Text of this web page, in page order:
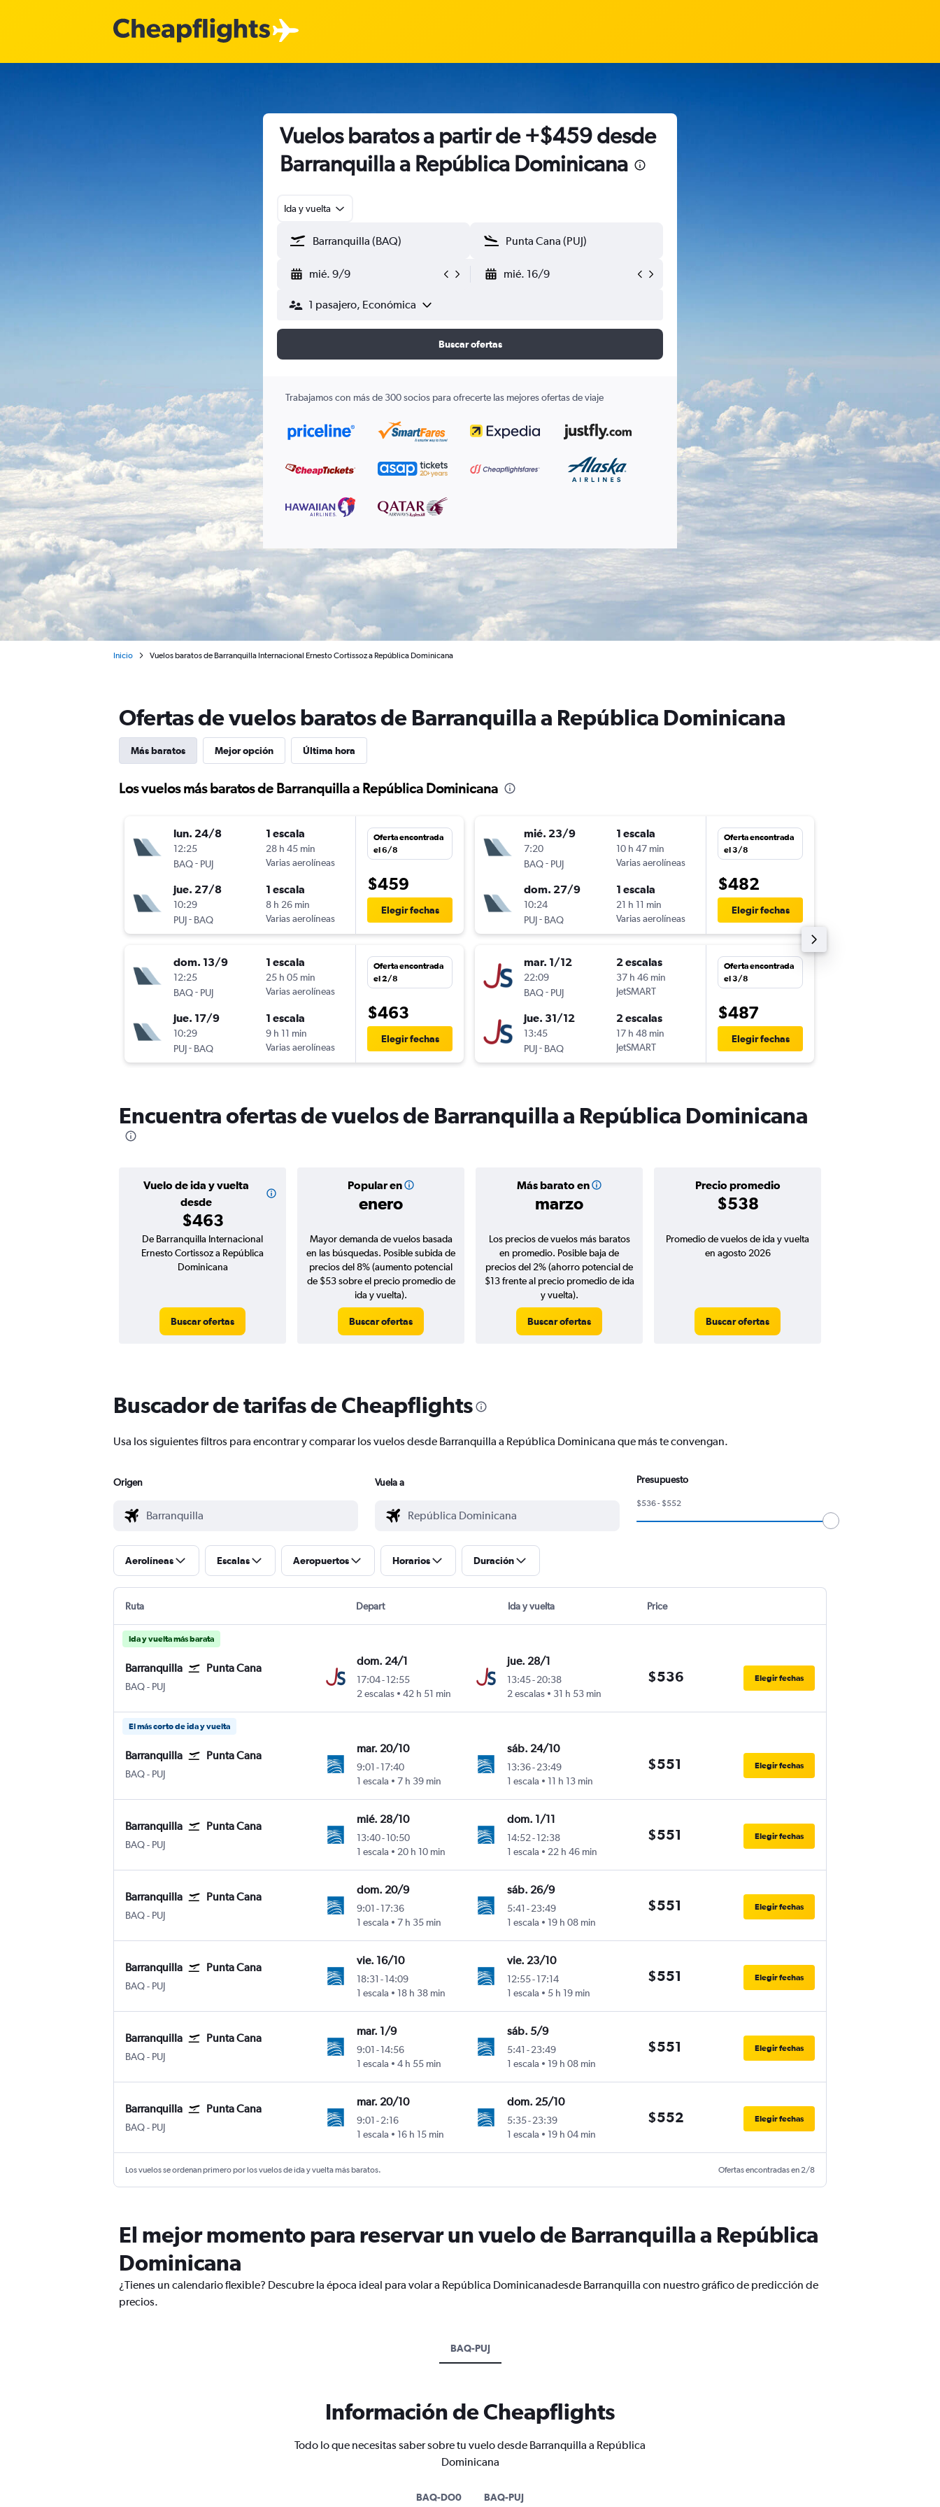
Vuelos baratos a partir de +$459 desde
Barranquilla a República Dominicana
Ida y vuelta
mié. 9/9 mié. 16/9
1 pasajero, Económica
Buscar ofertas
Trabajamos con más de 300 socios para ofrecerte las mejores ofertas de viaje
Inicio Vuelos baratos de Barranquilla Internacional Ernesto Cortissoz a República Dominicana
Ofertas de vuelos baratos de Barranquilla a República Dominicana
Más baratos Mejor opción Última hora
Los vuelos más baratos de Barranquilla a República Dominicana
lun. 24/8
12:25
BAQ- PUJ
1 escala
28 h 45 min
Varias aerolíneas
jue. 27/8
10:29
PUJ- BAQ
1 escala
8 h 26 min
Varias aerolíneas
Oferta encontrada
el 6/8
$459
Elegir fechas
dom. 13/9
12:25
BAQ- PUJ
1 escala
25 h 05 min
Varias aerolíneas
jue. 17/9
10:29
PUJ- BAQ
1 escala
9 h 11 min
Varias aerolíneas
Oferta encontrada
el 2/8
$463
Elegir fechas
mié. 23/9
7:20
BAQ- PUJ
1 escala
10 h 47 min
Varias aerolíneas
dom. 27/9
10:24
PUJ- BAQ
1 escala
21 h 11 min
Varias aerolíneas
Oferta encontrada
el 3/8
$482
Elegir fechas
mar. 1/12
22:09
BAQ- PUJ
2 escalas
37 h 46 min
JetSMART
jue. 31/12
13:45
PUJ- BAQ
2 escalas
17 h 48 min
JetSMART
Oferta encontrada
el 3/8
$487
Elegir fechas
Encuentra ofertas de vuelos de Barranquilla a República Dominicana
Vuelo de ida y vuelta
desde
$463
Popular en
enero
Más barato en
marzo
Precio promedio
$538
De Barranquilla Internacional
Ernesto Cortissoz a República
Dominicana
Buscar ofertas
Mayor demanda de vuelos basada
en las búsquedas. Posible subida de
precios del 8% (aumento potencial
de $53 sobre el precio promedio de
ida y vuelta).
Buscar ofertas
Los precios de vuelos más baratos
en promedio. Posible baja de
precios del 2% (ahorro potencial de
$13 frente al precio promedio de ida
y vuelta).
Buscar ofertas
Promedio de vuelos de ida y vuelta
en agosto 2026
Buscar ofertas
Buscador de tarifas de Cheapflights
Usa los siguientes filtros para encontrar y comparar los vuelos desde Barranquilla a República Dominicana que más te convengan.
Origen Vuela a Presupuesto
$536 - $552
Aerolíneas Escalas Aeropuertos Horarios Duración
Ruta Depart Ida y vuelta Price
Ida y vuelta más barata
Barranquilla Punta Cana
BAQBarranquilla Internacional Ernesto Cortissoz
- PUJ
dom. 24/1
17:04-12:55
2 escalas
42 h 51 min
jue. 28/1
13:45-20:38
2 escalas
31 h 53 min
$536 Elegir fechas
El más corto de ida y vuelta
Barranquilla Punta Cana
BAQBarranquilla Internacional Ernesto Cortissoz
- PUJ
mar. 20/10
9:01 -17:40
1 escala
7 h 39 min
sáb. 24/10
13:36-23:49
1 escala
11 h 13 min
$551 Elegir fechas
Barranquilla Punta Cana
BAQBarranquilla Internacional Ernesto Cortissoz
- PUJ
mié. 28/10
13:40-10:50
1 escala
20 h 10 min
dom. 1/11
14:52-12:38
1 escala
22 h 46 min
$551 Elegir fechas
Barranquilla Punta Cana
BAQBarranquilla Internacional Ernesto Cortissoz
- PUJ
dom. 20/9
9:01 -17:36
1 escala
7 h 35 min
sáb. 26/9
5:41 -23:49
1 escala
19 h 08 min
$551 Elegir fechas
Barranquilla Punta Cana
BAQBarranquilla Internacional Ernesto Cortissoz
- PUJ
vie. 16/10
18:31 -14:09
1 escala
18 h 38 min
vie. 23/10
12:55-17:14
1 escala
5 h 19 min
$551 Elegir fechas
Barranquilla Punta Cana
BAQBarranquilla Internacional Ernesto Cortissoz
- PUJ
mar. 1/9
9:01 -14:56
1 escala
4 h 55 min
sáb. 5/9
5:41 -23:49
1 escala
19 h 08 min
$551 Elegir fechas
Barranquilla Punta Cana
BAQBarranquilla Internacional Ernesto Cortissoz
- PUJ
mar. 20/10
9:01 -2:16
1 escala
16 h 15 min
dom. 25/10
5:35-23:39
1 escala
19 h 04 min
$552 Elegir fechas
Los vuelos se ordenan primero por los vuelos de ida y vuelta más baratos. Ofertas encontradas en 2/8
El mejor momento para reservar un vuelo de Barranquilla a República
Dominicana
¿Tienes un calendario flexible? Descubre la época ideal para volar a República Dominicanadesde Barranquilla con nuestro gráfico de predicción de
precios.
BAQ-PUJ
Información de Cheapflights
Todo lo que necesitas saber sobre tu vuelo desde Barranquilla a República
Dominicana
BAQ-DO0 BAQ-PUJ